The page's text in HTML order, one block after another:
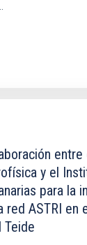
y el
para la
red ASTRI en
Teide